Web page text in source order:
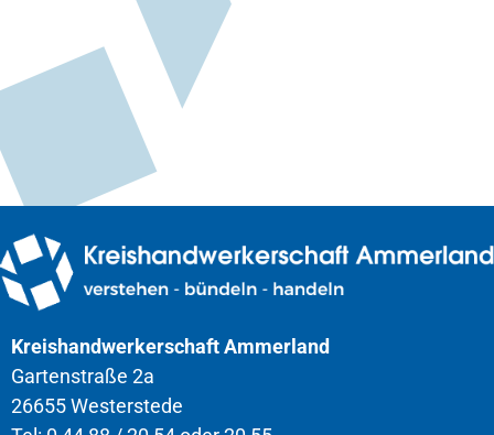
Kreishandwerkerschaft Ammerland
Gartenstraße 2a
26655 Westerstede